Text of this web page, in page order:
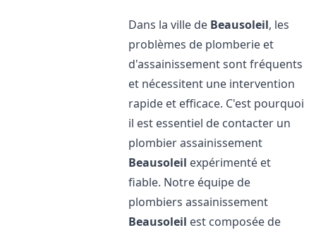
Dans la ville de Beausoleil, les
problèmes de plomberie et
d'assainissement sont fréquents
et nécessitent une intervention
rapide et efficace. C'est pourquoi
il est essentiel de contacter un
plombier assainissement
Beausoleil expérimenté et
fiable. Notre équipe de
plombiers assainissement
Beausoleil est composée de